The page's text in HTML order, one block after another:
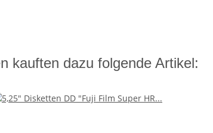
kauften dazu folgende Artikel: